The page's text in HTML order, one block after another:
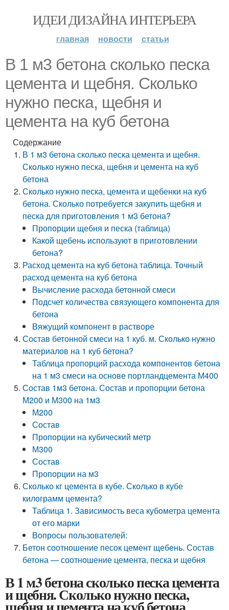
ИДЕИ ДИЗАЙНА ИНТЕРЬЕРА
главная новости статьи
В 1 м3 бетона сколько песка
цемента и щебня. Сколько
нужно песка, щебня и
цемента на куб бетона
Содержание
В 1 м3 бетона сколько песка цемента и щебня.
Сколько нужно песка, щебня и цемента на куб
бетона
Сколько нужно песка, цемента и щебенки на куб
бетона. Сколько потребуется закупить щебня и
песка для приготовления 1 м3 бетона?
Пропорции щебня и песка (таблица)
Какой щебень используют в приготовлении
бетона?
Расход цемента на куб бетона таблица. Точный
расход цемента на куб бетона
Вычисление расхода бетонной смеси
Подсчет количества связующего компонента для
бетона
Вяжущий компонент в растворе
Состав бетонной смеси на 1 куб. м. Сколько нужно
материалов на 1 куб бетона?
Таблица пропорций расхода компонентов бетона
на 1 м3 смеси на основе портландцемента М400
Состав 1м3 бетона. Состав и пропорции бетона
М200 и М300 на 1м3
М200
Состав
Пропорции на кубический метр
М300
Состав
Пропорции на м3
Сколько кг цемента в кубе. Сколько в кубе
килограмм цемента?
Таблица 1. Зависимость веса кубометра цемента
от его марки
Вопросы пользователей:
Бетон соотношение песок цемент щебень. Состав
бетона — соотношение цемента, песка и щебня
В 1 м3 бетона сколько песка цемента
и щебня. Сколько нужно песка,